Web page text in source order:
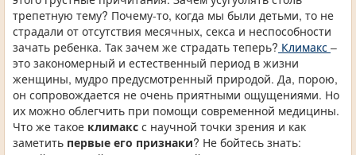
трепетную тему? Почему-то, когда мы были детьми, то не
страдали от отсутствия месячных, секса и неспособности
зачать ребенка. Так зачем же страдать теперь? Климакс –
это закономерный и естественный период в жизни
женщины, мудро предусмотренный природой. Да, порою,
он сопровождается не очень приятными ощущениями. Но
их можно облегчить при помощи современной медицины.
Что же такое климакс с научной точки зрения и как
заметить первые его признаки? Не бойтесь знать: